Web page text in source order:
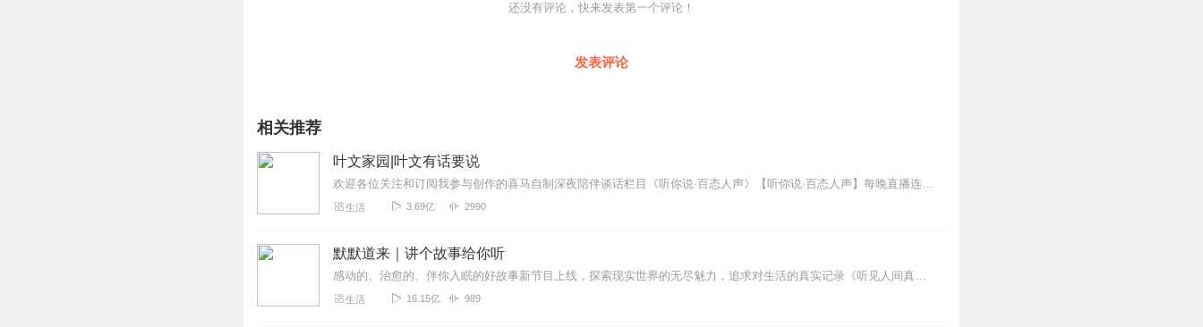
还没有评论，快来发表第一个评论！
发表评论
相关推荐
叶文家园|叶文有话要说
欢迎各位关注和订阅我参与创作的喜马自制深夜陪伴谈话栏目《听你说·百态人声》【听你说·百态人声】每晚直播连线真实人间故事|叶文现场互动中|人间冷暖，抱团取暖每周...
生活 3.69亿 2990
默默道来｜讲个故事给你听
感动的、治愈的、伴你入眠的好故事新节目上线，探索现实世界的无尽魅力，追求对生活的真实记录《听见人间真相》（点击名称，直达专辑）网易人间故事集持续更新中，邀您关注...
生活 16.15亿 989